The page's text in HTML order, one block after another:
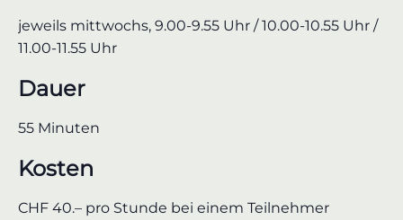
jeweils mittwochs, 9.00-9.55 Uhr / 10.00-10.55 Uhr /
11.00-11.55 Uhr
Dauer
55 Minuten
Kosten
CHF 40.– pro Stunde bei einem Teilnehmer